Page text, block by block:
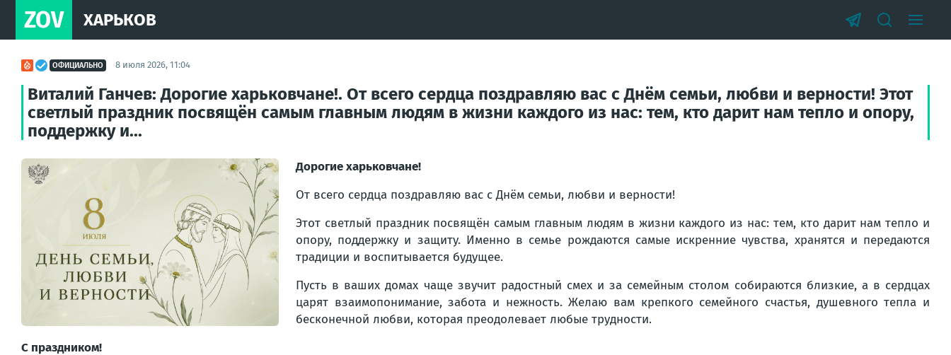
ZOV ХАРЬКОВ
ОФИЦИАЛЬНО 8 июля 2026, 11:04
Виталий Ганчев: Дорогие харьковчане!. От всего сердца поздравляю вас с Днём семьи, любви и верности! Этот
светлый праздник посвящён самым главным людям в жизни каждого из нас: тем, кто дарит нам тепло и опору,
поддержку и...
Дорогие харьковчане!
От всего сердца поздравляю вас с Днём семьи, любви и верности!
Этот светлый праздник посвящён самым главным людям в жизни каждого из нас: тем, кто дарит нам тепло и
опору, поддержку и защиту. Именно в семье рождаются самые искренние чувства, хранятся и передаются
традиции и воспитывается будущее.
Пусть в ваших домах чаще звучит радостный смех и за семейным столом собираются близкие, а в сердцах
царят взаимопонимание, забота и нежность. Желаю вам крепкого семейного счастья, душевного тепла и
бесконечной любви, которая преодолевает любые трудности.
С праздником!